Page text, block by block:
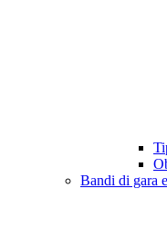
Bandi di gara